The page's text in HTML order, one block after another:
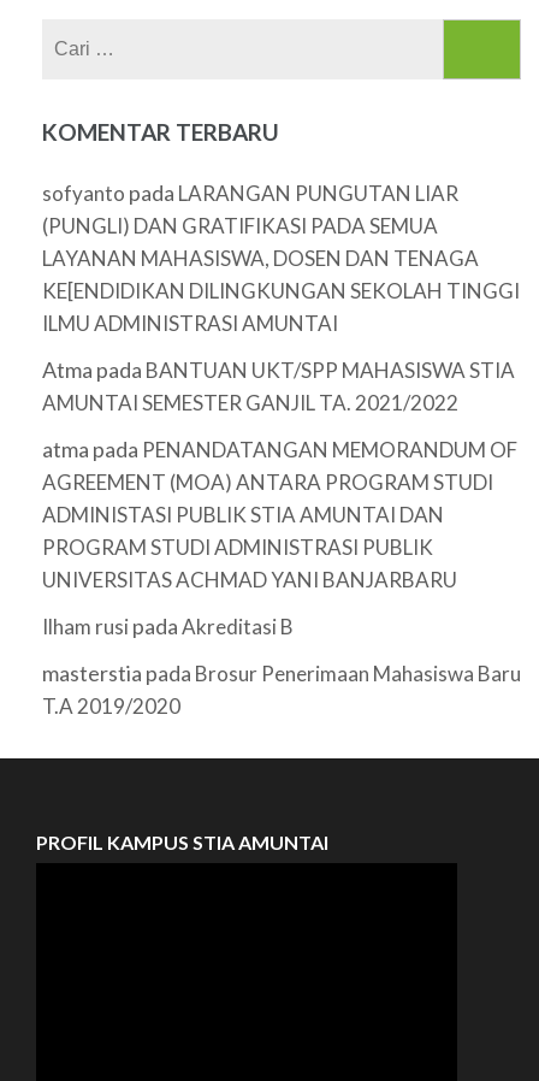
KOMENTAR TERBARU
sofyanto pada LARANGAN PUNGUTAN LIAR
(PUNGLI) DAN GRATIFIKASI PADA SEMUA
LAYANAN MAHASISWA, DOSEN DAN TENAGA
KE[ENDIDIKAN DILINGKUNGAN SEKOLAH TINGGI
ILMU ADMINISTRASI AMUNTAI
Atma pada BANTUAN UKT/SPP MAHASISWA STIA
AMUNTAI SEMESTER GANJIL TA. 2021/2022
atma pada PENANDATANGAN MEMORANDUM OF
AGREEMENT (MOA) ANTARA PROGRAM STUDI
ADMINISTASI PUBLIK STIA AMUNTAI DAN
PROGRAM STUDI ADMINISTRASI PUBLIK
UNIVERSITAS ACHMAD YANI BANJARBARU
Ilham rusi padaAkreditasi B
masterstia pada Brosur Penerimaan Mahasiswa Baru
T.A 2019/2020
PROFIL KAMPUS STIA AMUNTAI